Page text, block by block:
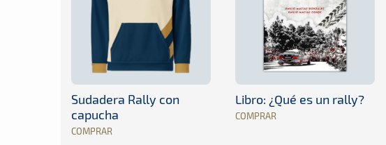
Sudadera Rally con
capucha
COMPRAR
Libro: ¿Qué es un rally?
COMPRAR